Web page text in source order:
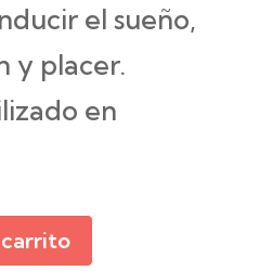
el sueño,
y placer.
en